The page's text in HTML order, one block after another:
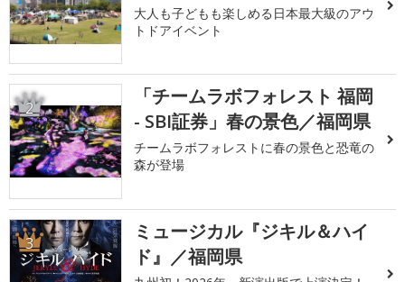
大人も子どもも楽しめる日本最大級のアウ
トドアイベント
2
「チームラボフォレスト 福岡
- SBI証券」春の景色／福岡県
チームラボフォレストに春の景色と恐竜の
森が登場
3
ミュージカル『ジキル＆ハイ
ド』／福岡県